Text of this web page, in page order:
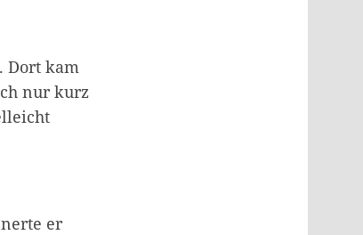
Dort kam
nur kurz
er